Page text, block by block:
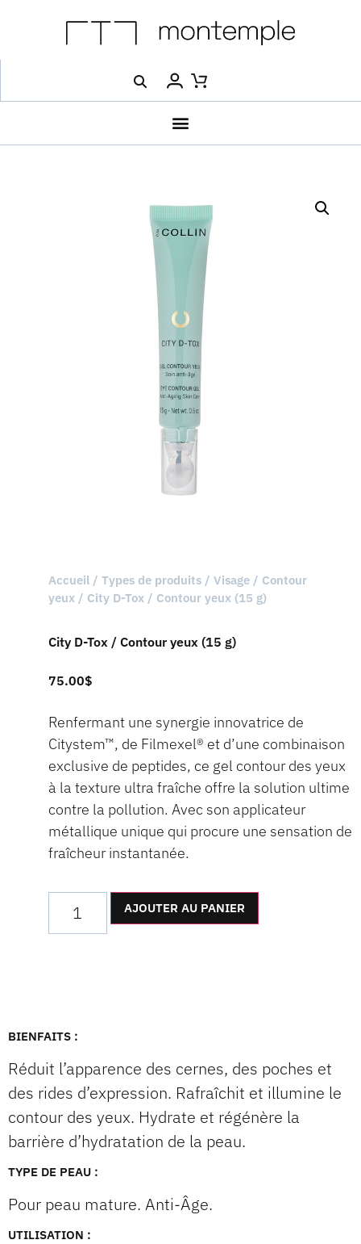
Accueil / Types de produits / Visage / Contour
yeux / City D-Tox / Contour yeux (15 g)
City D-Tox / Contour yeux (15 g)
75.00$
Renfermant une synergie innovatrice de
Citystem™, de Filmexel® et d’une combinaison
exclusive de peptides, ce gel contour des yeux
à la texture ultra fraîche offre la solution ultime
contre la pollution. Avec son applicateur
métallique unique qui procure une sensation de
fraîcheur instantanée.
AJOUTER AU PANIER
BIENFAITS :
Réduit l’apparence des cernes, des poches et
des rides d’expression. Rafraîchit et illumine le
contour des yeux. Hydrate et régénère la
barrière d’hydratation de la peau.
TYPE DE PEAU :
Pour peau mature. Anti-Âge.
UTILISATION :